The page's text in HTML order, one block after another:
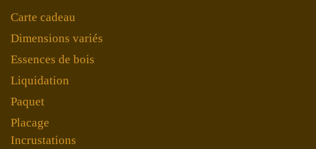
Carte cadeau
Dimensions variés
Essences de bois
Liquidation
Paquet
Placage
Incrustations